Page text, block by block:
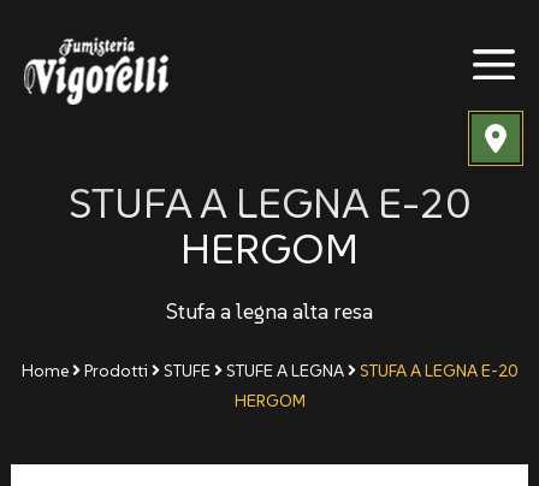
STUFA A LEGNA E-20
HERGOM
Stufa a legna alta resa
Home Prodotti STUFE STUFE A LEGNA
STUFA A LEGNA E-20
HERGOM